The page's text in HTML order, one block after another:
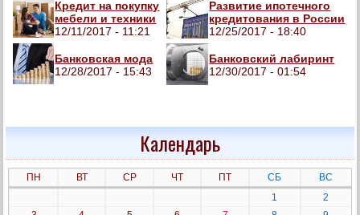
Кредит на покупку
мебели и техники
12/11/2017 - 11:21
Развитие ипотечного
кредитования в России
12/25/2017 - 18:40
Банковская мода
12/28/2017 - 15:43
Банковский лабиринт
12/30/2017 - 01:54
Календарь
ПН ВТ СР ЧТ ПТ СБ
ВС
1
2